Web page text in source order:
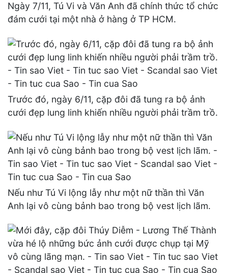
Ngày 7/11, Tú Vi và Văn Anh đã chính thức tổ chức
đám cưới tại một nhà ở hàng ở TP HCM.
Trước đó, ngày 6/11, cặp đôi đã tung ra bộ ảnh
cưới đẹp lung linh khiến nhiều người phải trầm trồ.
Nếu như Tú Vi lộng lẫy như một nữ thần thì Văn
Anh lại vô cùng bảnh bao trong bộ vest lịch lãm.